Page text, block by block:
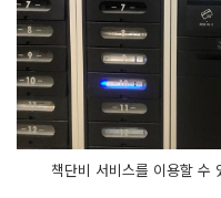
책단비 서비스를 이용할